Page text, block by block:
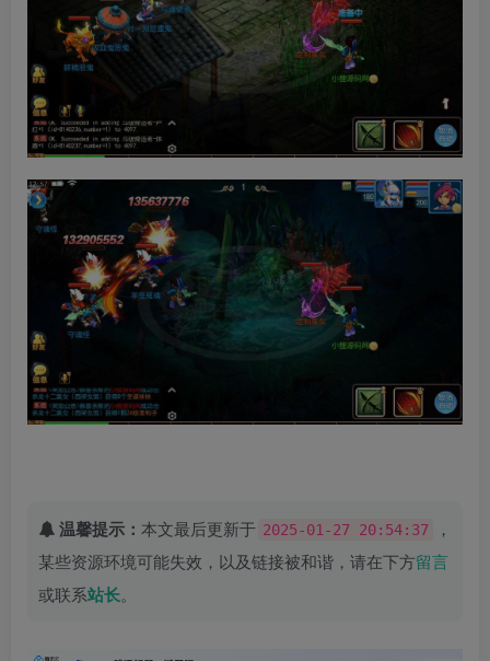
温馨提示： 本文最后更新于 2025-01-27 20:54:37
，
某些资源环境可能失效，以及链接被和谐，请在下方留言
或联系站长。